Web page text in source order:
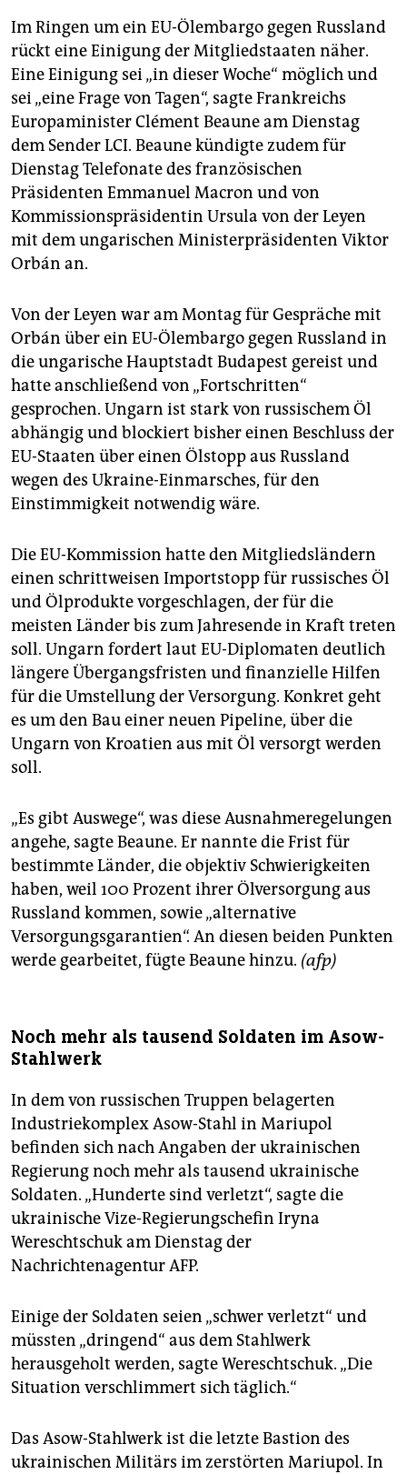
Im Ringen um ein EU-Ölembargo gegen Russland
rückt eine Einigung der Mitgliedstaaten näher.
Eine Einigung sei „in dieser Woche“ möglich und
sei „eine Frage von Tagen“, sagte Frankreichs
Europaminister Clément Beaune am Dienstag
dem Sender LCI. Beaune kündigte zudem für
Dienstag Telefonate des französischen
Präsidenten Emmanuel Macron und von
Kommissionspräsidentin Ursula von der Leyen
mit dem ungarischen Ministerpräsidenten Viktor
Orbán an.
Von der Leyen war am Montag für Gespräche mit
Orbán über ein EU-Ölembargo gegen Russland in
die ungarische Hauptstadt Budapest gereist und
hatte anschließend von „Fortschritten“
gesprochen. Ungarn ist stark von russischem Öl
abhängig und blockiert bisher einen Beschluss der
EU-Staaten über einen Ölstopp aus Russland
wegen des Ukraine-Einmarsches, für den
Einstimmigkeit notwendig wäre.
Die EU-Kommission hatte den Mitgliedsländern
einen schrittweisen Importstopp für russisches Öl
und Ölprodukte vorgeschlagen, der für die
meisten Länder bis zum Jahresende in Kraft treten
soll. Ungarn fordert laut EU-Diplomaten deutlich
längere Übergangsfristen und finanzielle Hilfen
für die Umstellung der Versorgung. Konkret geht
es um den Bau einer neuen Pipeline, über die
Ungarn von Kroatien aus mit Öl versorgt werden
soll.
„Es gibt Auswege“, was diese Ausnahmeregelungen
angehe, sagte Beaune. Er nannte die Frist für
bestimmte Länder, die objektiv Schwierigkeiten
haben, weil 100 Prozent ihrer Ölversorgung aus
Russland kommen, sowie „alternative
Versorgungsgarantien“. An diesen beiden Punkten
werde gearbeitet, fügte Beaune hinzu. (afp)
Noch mehr als tausend Soldaten im Asow-
Stahlwerk
In dem von russischen Truppen belagerten
Industriekomplex Asow-Stahl in Mariupol
befinden sich nach Angaben der ukrainischen
Regierung noch mehr als tausend ukrainische
Soldaten. „Hunderte sind verletzt“, sagte die
ukrainische Vize-Regierungschefin Iryna
Wereschtschuk am Dienstag der
Nachrichtenagentur AFP.
Einige der Soldaten seien „schwer verletzt“ und
müssten „dringend“ aus dem Stahlwerk
herausgeholt werden, sagte Wereschtschuk. „Die
Situation verschlimmert sich täglich.“
Das Asow-Stahlwerk ist die letzte Bastion des
ukrainischen Militärs im zerstörten Mariupol. In